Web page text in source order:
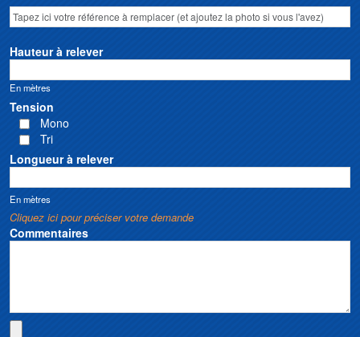
Hauteur à relever
En mètres
Tension
Mono
Tri
Longueur à relever
En mètres
Cliquez ici pour préciser votre demande
Commentaires